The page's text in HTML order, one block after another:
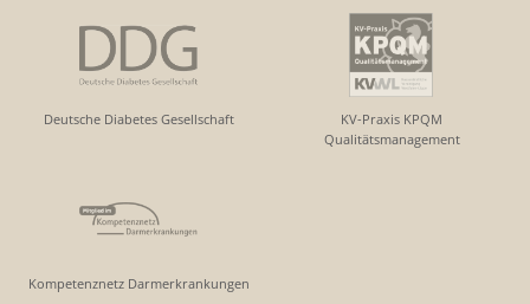
Deutsche Diabetes Gesellschaft
KV-Praxis KPQM
Qualitätsmanagement
Kompetenznetz Darmerkrankungen